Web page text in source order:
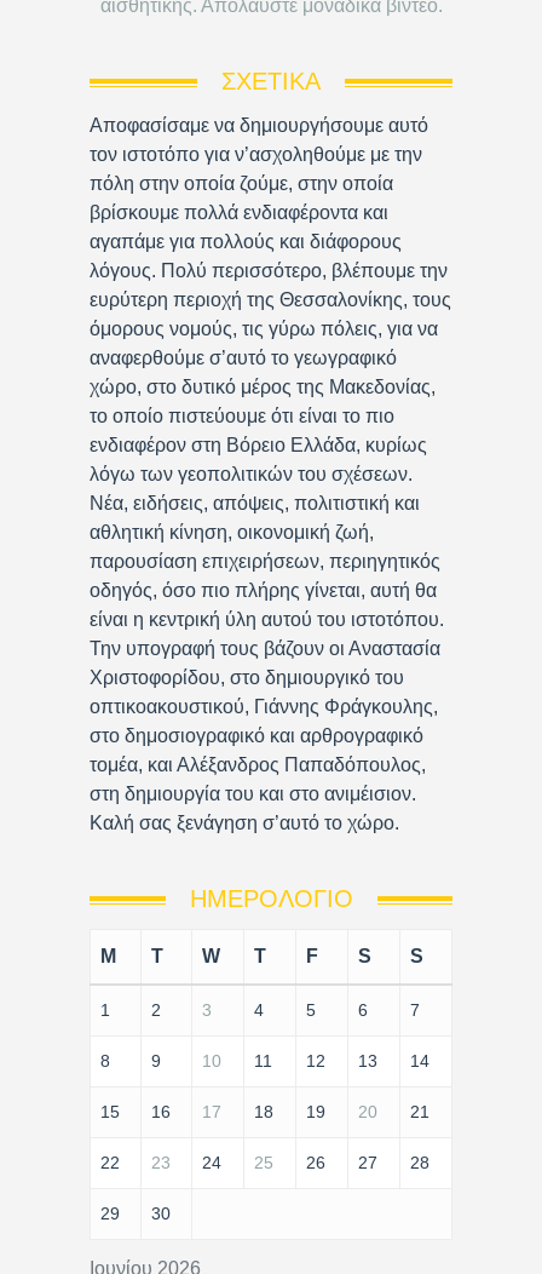
αισθητικής. Απολαύστε μοναδικά βίντεο.
ΣΧΕΤΙΚΆ
Αποφασίσαμε να δημιουργήσουμε αυτό
τον ιστοτόπο για ν’ασχοληθούμε με την
πόλη στην οποία ζούμε, στην οποία
βρίσκουμε πολλά ενδιαφέροντα και
αγαπάμε για πολλούς και διάφορους
λόγους. Πολύ περισσότερο, βλέπουμε την
ευρύτερη περιοχή της Θεσσαλονίκης, τους
όμορους νομούς, τις γύρω πόλεις, για να
αναφερθούμε σ’αυτό το γεωγραφικό
χώρο, στο δυτικό μέρος της Μακεδονίας,
το οποίο πιστεύουμε ότι είναι το πιο
ενδιαφέρον στη Βόρειο Ελλάδα, κυρίως
λόγω των γεοπολιτικών του σχέσεων.
Νέα, ειδήσεις, απόψεις, πολιτιστική και
αθλητική κίνηση, οικονομική ζωή,
παρουσίαση επιχειρήσεων, περιηγητικός
οδηγός, όσο πιο πλήρης γίνεται, αυτή θα
είναι η κεντρική ύλη αυτού του ιστοτόπου.
Την υπογραφή τους βάζουν οι Αναστασία
Χριστοφορίδου, στο δημιουργικό του
οπτικοακουστικού, Γιάννης Φράγκουλης,
στο δημοσιογραφικό και αρθρογραφικό
τομέα, και Αλέξανδρος Παπαδόπουλος,
στη δημιουργία του και στο ανιμέισιον.
Καλή σας ξενάγηση σ’αυτό το χώρο.
ΗΜΕΡΟΛΌΓΙΟ
Ιουνίου 2026
M T W T F S S
1 2 3 4 5 6 7
8 9 10 11 12 13 14
15 16 17 18 19 20 21
22 23 24 25 26 27 28
29 30